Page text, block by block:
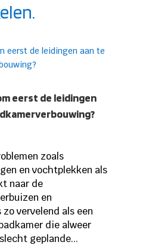
eerst de leidingen
zoals
en vochtplekken als
naar de
en
vervelend als een
die alweer
geplande...